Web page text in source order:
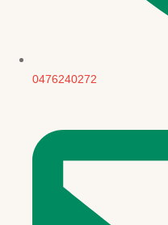
0476240272